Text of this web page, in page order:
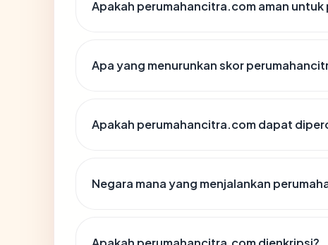
Apakah perumahancitra.com aman untuk
Apa yang menurunkan skor
Apakah perumahancitra.com dapat
Negara mana yang menjalankan